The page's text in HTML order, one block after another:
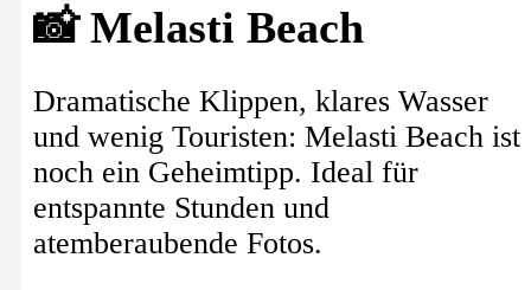
📸 Melasti Beach
Dramatische Klippen, klares Wasser
und wenig Touristen: Melasti Beach ist
noch ein Geheimtipp. Ideal für
entspannte Stunden und
atemberaubende Fotos.